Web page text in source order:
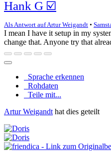
Hank G ☑️
Als Antwort auf Artur Weigandt •
I mean I have it setup in my
change that. Anyone try that
Sprache erkennen
Rohdaten
Teile mit...
Artur Weigandt hat dies geteilt